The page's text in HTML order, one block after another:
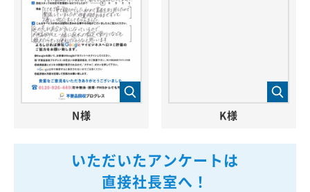
いただいたアンケートは
直接社長室へ！
N様 K様